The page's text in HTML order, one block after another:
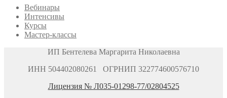
Вебинары
Интенсивы
Курсы
Мастер-классы
ИП Бентелева Маргарита Николаевна
ИНН 504402080261 ОГРНИП 322774600576710
Лицензия № Л035-01298-77/02804525